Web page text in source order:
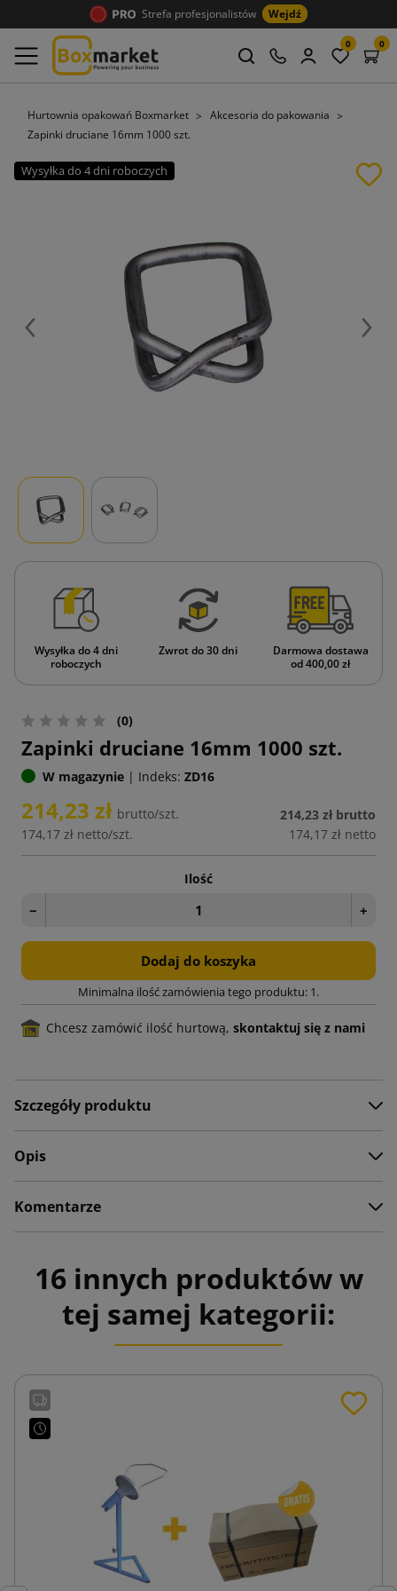
Strefa profesjonalistów Wejdź
0 0
Hurtownia opakowań Boxmarket
Akcesoria do pakowania
Zapinki druciane 16mm 1000 szt.
Wysyłka do 4 dni roboczych
Poprzedni
Wysyłka do 4 dni
roboczych
Zwrot do 30 dni
Darmowa dostawa
od 400,00 zł
(0)
Zapinki druciane 16mm 1000 szt.
W magazynie | Indeks: ZD16
214,23 zł brutto/szt.
174,17 zł netto/szt.
214,23 zł brutto
174,17 zł netto
Ilość
− +
Dodaj do koszyka
Minimalna ilość zamówienia tego produktu: 1.
Chcesz zamówić ilość hurtową, skontaktuj się z nami
Szczegóły produktu
Opis
Komentarze
16 innych produktów w
tej samej kategorii: